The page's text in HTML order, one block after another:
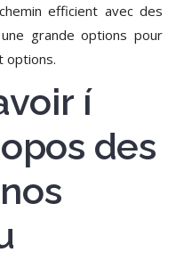
efficient avec des
grande options pour
options.
í
des